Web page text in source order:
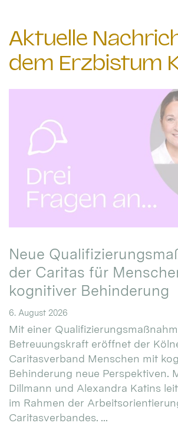
Aktuelle
dem Erzbistum
Neue
der Caritas für
kognitiver Behinderung
6. August 2026
Mit einer
Betreuungskraft eröffnet der
Caritasverband Menschen mit
Behinderung neue Perspektiven.
Dillmann und Alexandra Katins
im Rahmen der
Caritasverbandes. ...